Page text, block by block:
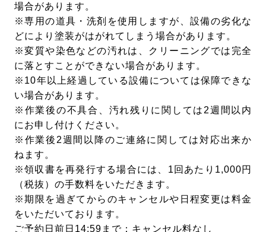
場合があります。
※専用の道具・洗剤を使用しますが、設備の劣化な
どにより塗装がはがれてしまう場合があります。
※変質や染色などの汚れは、クリーニングでは完全
に落とすことができない場合があります。
※10年以上経過している設備については保障できな
い場合があります。
※作業後の不具合、汚れ残りに関しては2週間以内
にお申し付けください。
※作業後2週間以降のご連絡に関しては対応出来か
ねます。
※領収書を再発行する場合には、1回あたり1,000円
（税抜）の手数料をいただきます。
※期限を過ぎてからのキャンセルや日程変更は料金
をいただいております。
ご予約日前日14:59まで：キャンセル料なし